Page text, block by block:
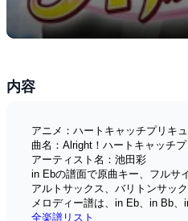
内容
アニメ：ハートキャッチプリキュ
曲名：Alright！ハートキャッチプ
アーティスト名：池田彩
in Ebの譜面で原曲キー、フルサ
アルトサックス、バリトンサッ
メロディー譜は、in Eb、in Bb、
全楽譜リスト